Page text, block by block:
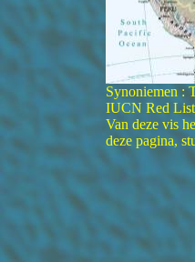
Synoniemen :
IUCN Red List
Van deze vis
deze pagina,